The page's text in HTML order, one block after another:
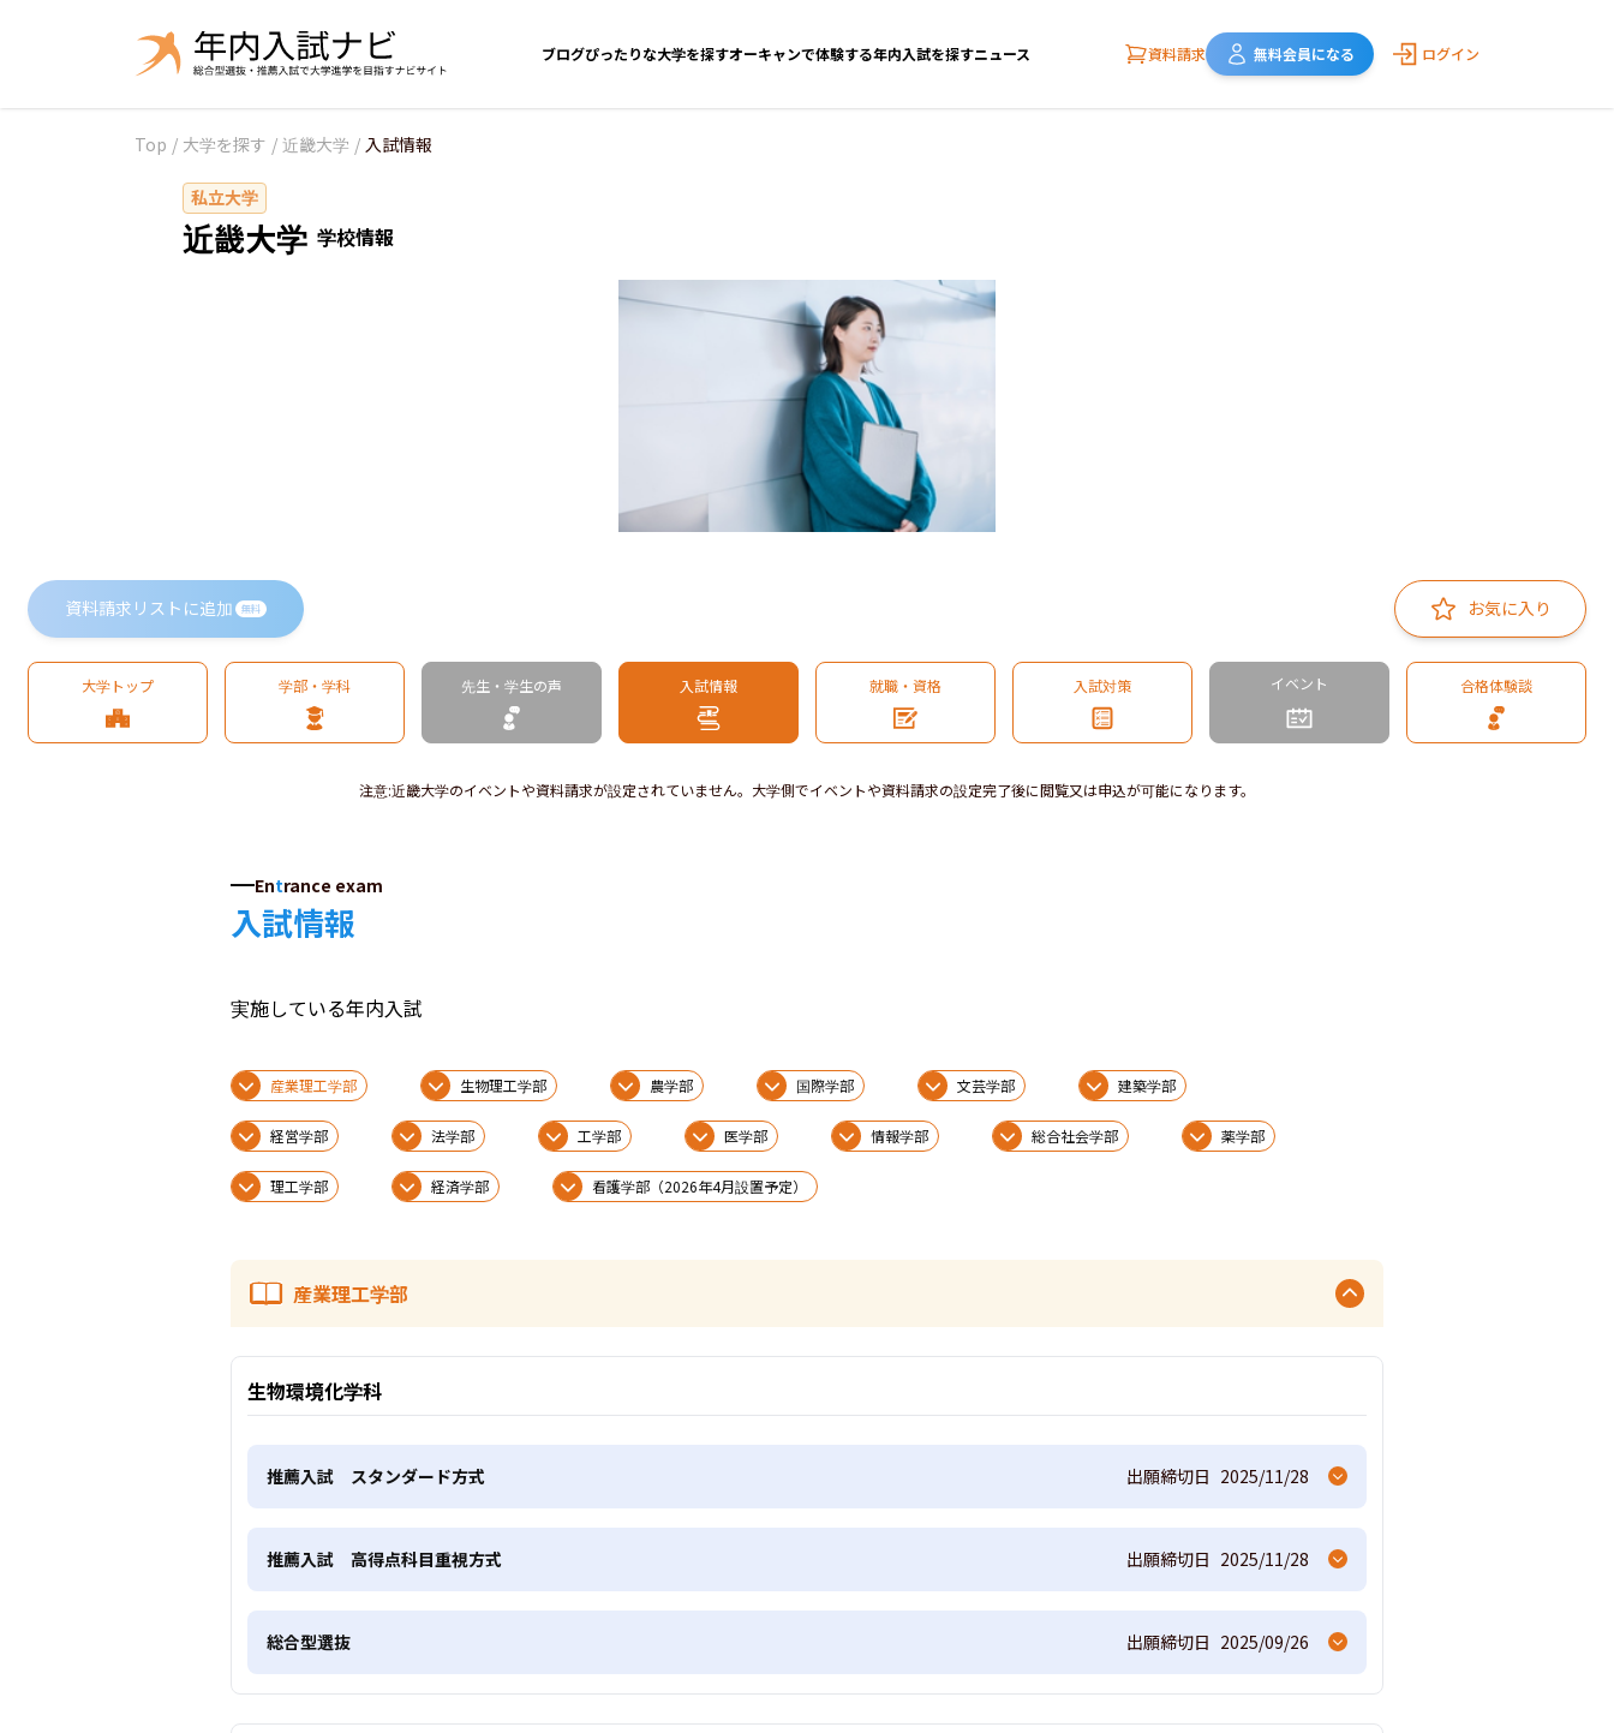
ブログぴったりな大学を探すオーキャンで体験する年内入試を探すニュース 資料請求 無料会員になる ログイン
Top / 大学を探す / 近畿大学 / 入試情報
私立大学
近畿大学 学校情報
資料請求リストに追加 無料 お気に入り
大学トップ 学部・学科 先生・学生の声 入試情報 就職・資格 入試対策 イベント 合格体験談
注意:近畿大学のイベントや資料請求が設定されていません。大学側でイベントや資料請求の設定完了後に閲覧又は申込が可能になります。
Entrance exam
入試情報
実施している年内入試
産業理工学部 生物理工学部 農学部 国際学部 文芸学部 建築学部
経営学部 法学部 工学部 医学部 情報学部 総合社会学部 薬学部
理工学部 経済学部 看護学部（2026年4月設置予定）
産業理工学部
生物環境化学科
推薦入試 スタンダード方式 出願締切日 2025/11/28
推薦入試 高得点科目重視方式 出願締切日 2025/11/28
総合型選抜 出願締切日 2025/09/26